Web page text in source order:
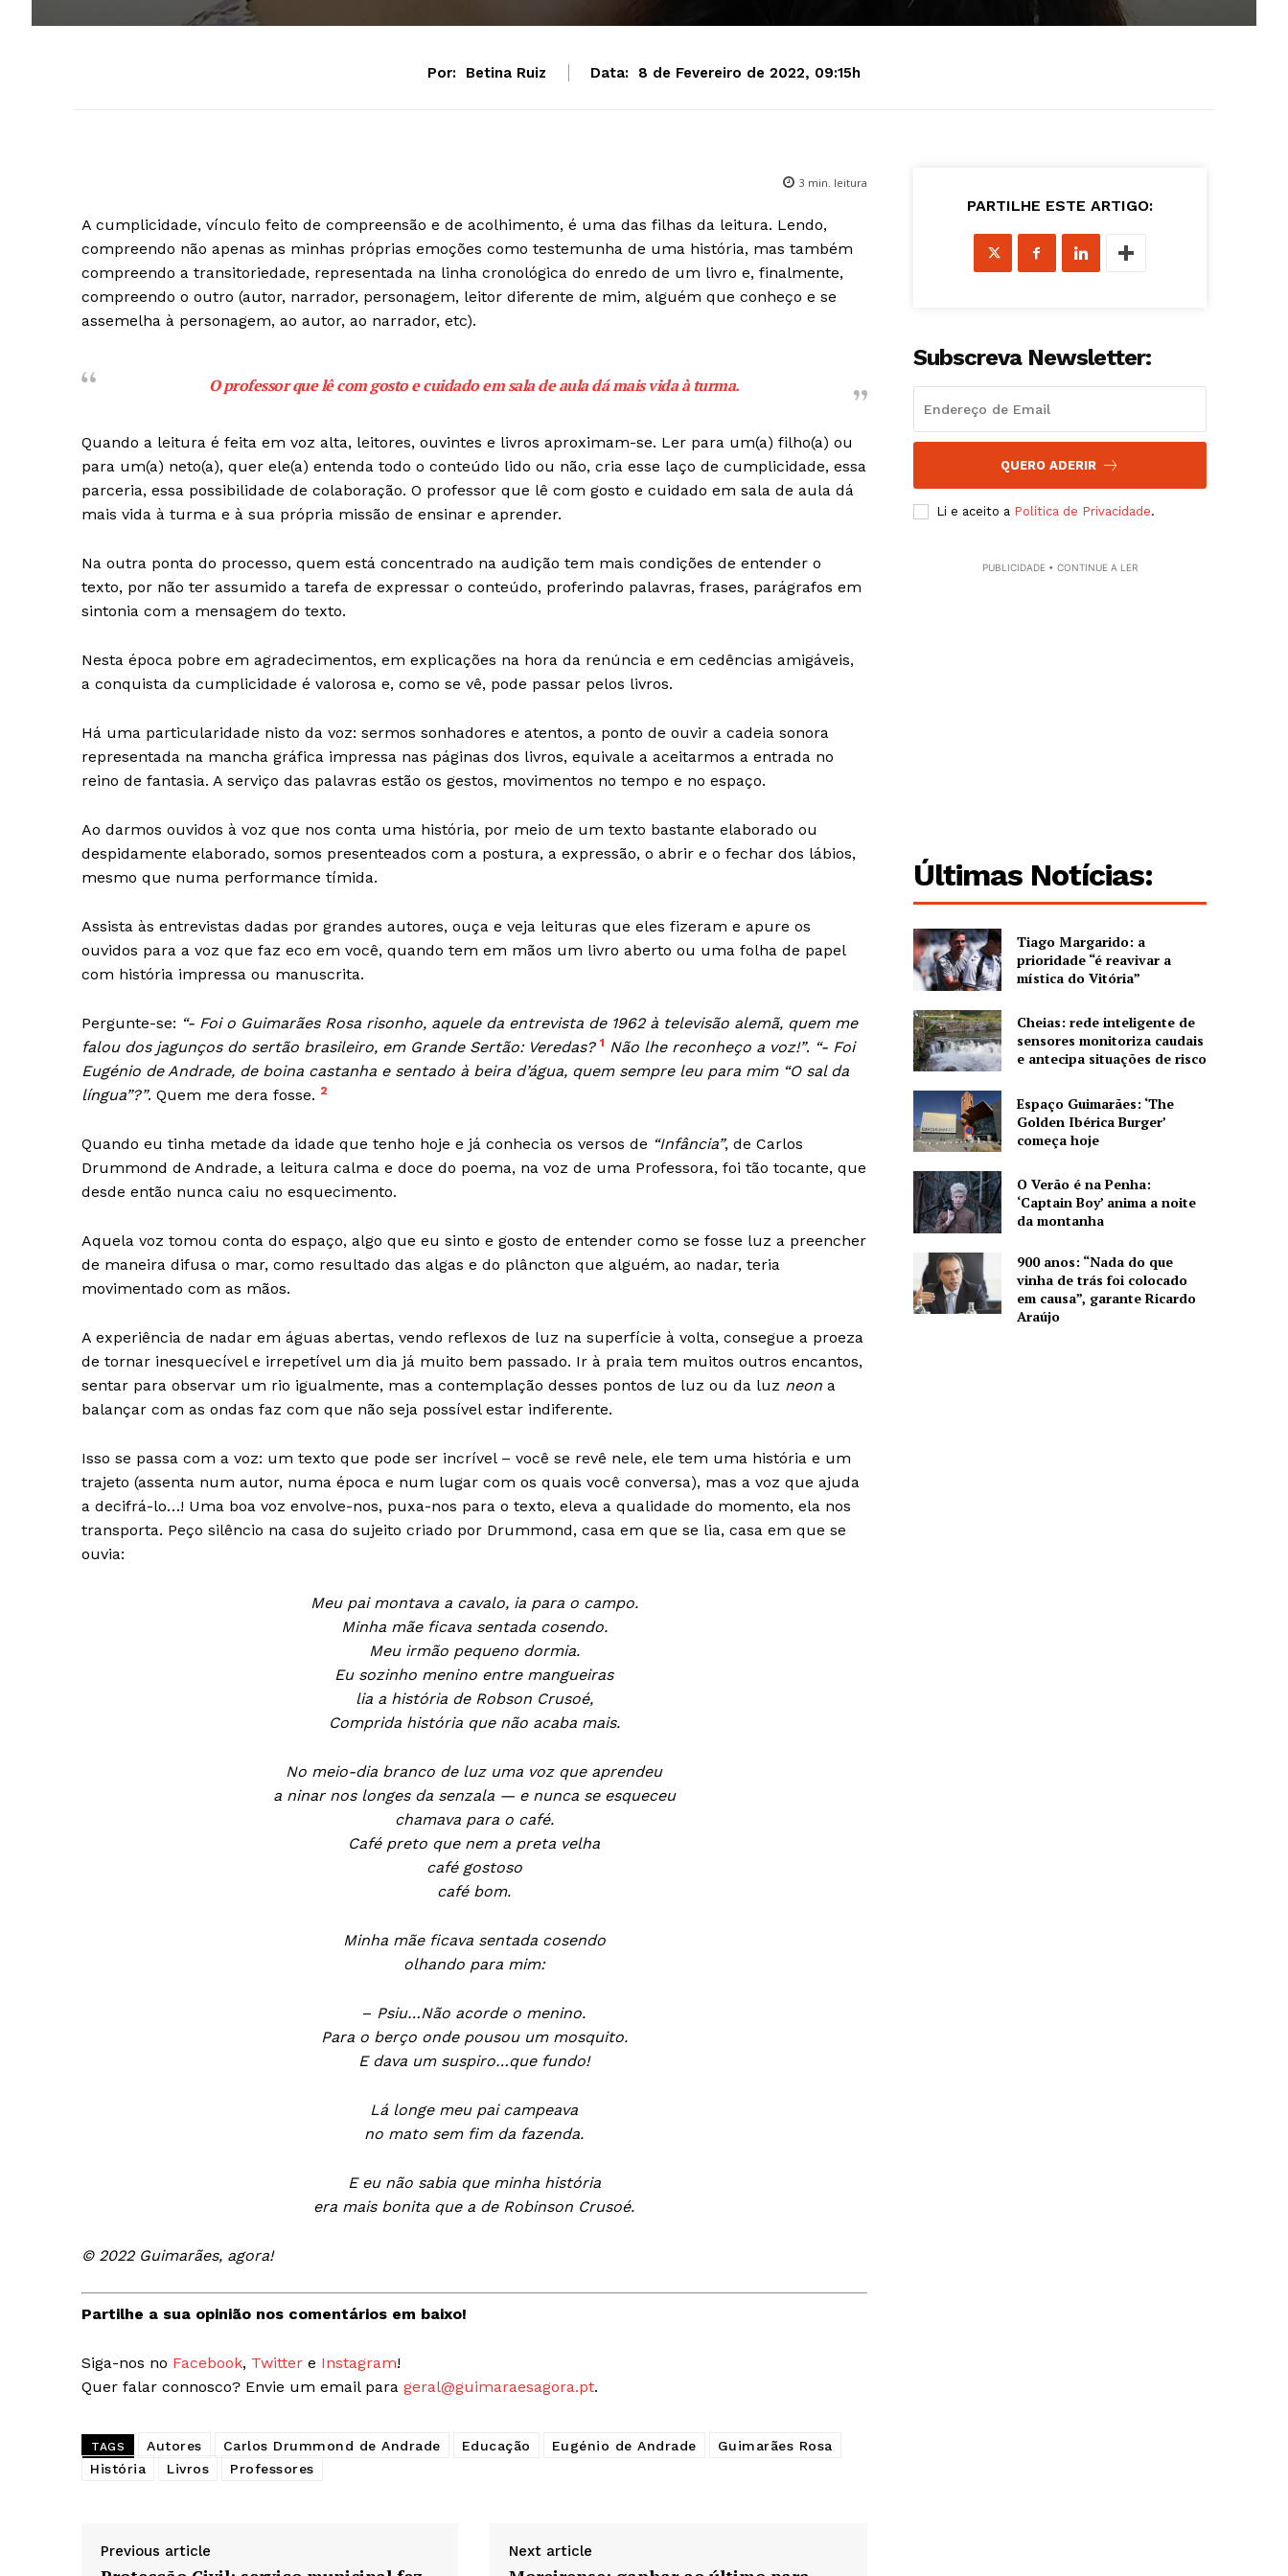
Guimarães, agora!
Artigos
Edição Digital
Publicidade
Quero ser Assinante
Por: Betina Ruiz Data: 8 de Fevereiro de 2022, 09:15h
3 min. leitura
A cumplicidade, vínculo feito de compreensão e de acolhimento, é uma das filhas da leitura. Lendo,
compreendo não apenas as minhas próprias emoções como testemunha de uma história, mas também
compreendo a transitoriedade, representada na linha cronológica do enredo de um livro e, finalmente,
compreendo o outro (autor, narrador, personagem, leitor diferente de mim, alguém que conheço e se
assemelha à personagem, ao autor, ao narrador, etc).
O professor que lê com gosto e cuidado em sala de aula dá mais vida à turma.
Quando a leitura é feita em voz alta, leitores, ouvintes e livros aproximam-se. Ler para um(a) filho(a) ou
para um(a) neto(a), quer ele(a) entenda todo o conteúdo lido ou não, cria esse laço de cumplicidade, essa
parceria, essa possibilidade de colaboração. O professor que lê com gosto e cuidado em sala de aula dá
mais vida à turma e à sua própria missão de ensinar e aprender.
Na outra ponta do processo, quem está concentrado na audição tem mais condições de entender o
texto, por não ter assumido a tarefa de expressar o conteúdo, proferindo palavras, frases, parágrafos em
sintonia com a mensagem do texto.
Nesta época pobre em agradecimentos, em explicações na hora da renúncia e em cedências amigáveis,
a conquista da cumplicidade é valorosa e, como se vê, pode passar pelos livros.
Há uma particularidade nisto da voz: sermos sonhadores e atentos, a ponto de ouvir a cadeia sonora
representada na mancha gráfica impressa nas páginas dos livros, equivale a aceitarmos a entrada no
reino de fantasia. A serviço das palavras estão os gestos, movimentos no tempo e no espaço.
Ao darmos ouvidos à voz que nos conta uma história, por meio de um texto bastante elaborado ou
despidamente elaborado, somos presenteados com a postura, a expressão, o abrir e o fechar dos lábios,
mesmo que numa performance tímida.
Assista às entrevistas dadas por grandes autores, ouça e veja leituras que eles fizeram e apure os
ouvidos para a voz que faz eco em você, quando tem em mãos um livro aberto ou uma folha de papel
com história impressa ou manuscrita.
Pergunte-se: “- Foi o Guimarães Rosa risonho, aquele da entrevista de 1962 à televisão alemã, quem me
falou dos jagunços do sertão brasileiro, em Grande Sertão: Veredas? 1 Não lhe reconheço a voz!”. “- Foi
Eugénio de Andrade, de boina castanha e sentado à beira d’água, quem sempre leu para mim “O sal da
língua”?”. Quem me dera fosse. 2
Quando eu tinha metade da idade que tenho hoje e já conhecia os versos de “Infância”, de Carlos
Drummond de Andrade, a leitura calma e doce do poema, na voz de uma Professora, foi tão tocante, que
desde então nunca caiu no esquecimento.
Aquela voz tomou conta do espaço, algo que eu sinto e gosto de entender como se fosse luz a preencher
de maneira difusa o mar, como resultado das algas e do plâncton que alguém, ao nadar, teria
movimentado com as mãos.
A experiência de nadar em águas abertas, vendo reflexos de luz na superfície à volta, consegue a proeza
de tornar inesquecível e irrepetível um dia já muito bem passado. Ir à praia tem muitos outros encantos,
sentar para observar um rio igualmente, mas a contemplação desses pontos de luz ou da luz neon a
balançar com as ondas faz com que não seja possível estar indiferente.
Isso se passa com a voz: um texto que pode ser incrível – você se revê nele, ele tem uma história e um
trajeto (assenta num autor, numa época e num lugar com os quais você conversa), mas a voz que ajuda
a decifrá-lo…! Uma boa voz envolve-nos, puxa-nos para o texto, eleva a qualidade do momento, ela nos
transporta. Peço silêncio na casa do sujeito criado por Drummond, casa em que se lia, casa em que se
ouvia:
Meu pai montava a cavalo, ia para o campo.
Minha mãe ficava sentada cosendo.
Meu irmão pequeno dormia.
Eu sozinho menino entre mangueiras
lia a história de Robson Crusoé,
Comprida história que não acaba mais.
No meio-dia branco de luz uma voz que aprendeu
a ninar nos longes da senzala — e nunca se esqueceu
chamava para o café.
Café preto que nem a preta velha
café gostoso
café bom.
Minha mãe ficava sentada cosendo
olhando para mim:
– Psiu…Não acorde o menino.
Para o berço onde pousou um mosquito.
E dava um suspiro…que fundo!
Lá longe meu pai campeava
no mato sem fim da fazenda.
E eu não sabia que minha história
era mais bonita que a de Robinson Crusoé.
© 2022 Guimarães, agora!
Partilhe a sua opinião nos comentários em baixo!
Siga-nos no Facebook, Twitter e Instagram!
Quer falar connosco? Envie um email para geral@guimaraesagora.pt.
TAGS Autores Carlos Drummond de Andrade Educação Eugénio de Andrade
Guimarães Rosa
História
Livros Professores
Previous article Next article
PARTILHE ESTE ARTIGO:
Subscreva Newsletter:
QUERO ADERIR
Li e aceito a Política de Privacidade.
PUBLICIDADE • CONTINUE A LER
Últimas Notícias:
Tiago Margarido: a
prioridade “é reavivar a
mística do Vitória”
Cheias: rede inteligente de
sensores monitoriza caudais
e antecipa situações de risco
Espaço Guimarães: ‘The
Golden Ibérica Burger’
começa hoje
O Verão é na Penha:
‘Captain Boy’ anima a noite
da montanha
900 anos: “Nada do que
vinha de trás foi colocado
em causa”, garante Ricardo
Araújo